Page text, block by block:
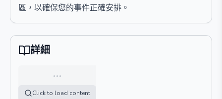
區，以確保您的事件正確安排。
詳細
…
Click to load content